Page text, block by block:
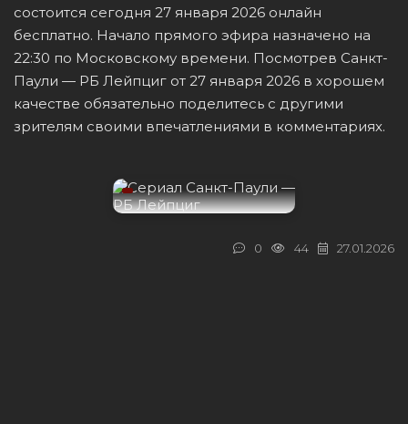
состоится сегодня 27 января 2026 онлайн
бесплатно. Начало прямого эфира назначено на
22:30 по Московскому времени. Посмотрев Санкт-
Паули — РБ Лейпциг от 27 января 2026 в хорошем
качестве обязательно поделитесь с другими
зрителям своими впечатлениями в комментариях.
27.01.2026
44
0